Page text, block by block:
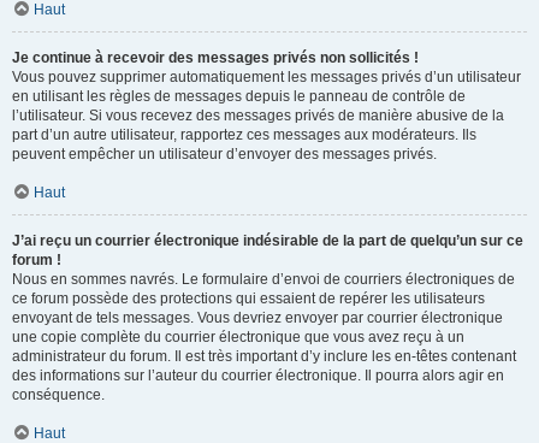
Haut
Je continue à recevoir des messages privés non sollicités !
Vous pouvez supprimer automatiquement les messages privés d’un utilisateur
en utilisant les règles de messages depuis le panneau de contrôle de
l’utilisateur. Si vous recevez des messages privés de manière abusive de la
part d’un autre utilisateur, rapportez ces messages aux modérateurs. Ils
peuvent empêcher un utilisateur d’envoyer des messages privés.
Haut
J’ai reçu un courrier électronique indésirable de la part de quelqu’un sur ce
forum !
Nous en sommes navrés. Le formulaire d’envoi de courriers électroniques de
ce forum possède des protections qui essaient de repérer les utilisateurs
envoyant de tels messages. Vous devriez envoyer par courrier électronique
une copie complète du courrier électronique que vous avez reçu à un
administrateur du forum. Il est très important d’y inclure les en-têtes contenant
des informations sur l’auteur du courrier électronique. Il pourra alors agir en
conséquence.
Haut